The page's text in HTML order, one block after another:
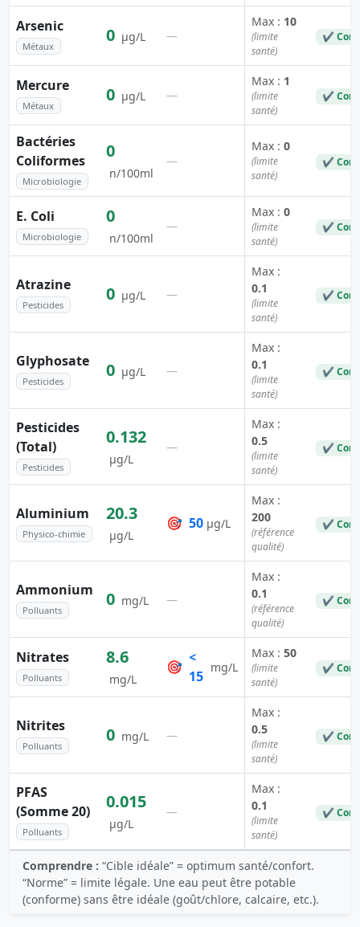
Arsenic
Métaux
0 µg/L —
Max : 10
(limite
santé)
✔
Mercure
Métaux
0 µg/L —
Max : 1
(limite
santé)
✔
Bactéries
Coliformes
Microbiologie
0
n/100ml
—
Max : 0
(limite
santé)
✔
E. Coli
Microbiologie
0
n/100ml
—
Max : 0
(limite
santé)
✔
Atrazine
Pesticides
0 µg/L —
Max :
0.1
(limite
santé)
✔
Glyphosate
Pesticides
0 µg/L —
Max :
0.1
(limite
santé)
✔
Pesticides
(Total)
Pesticides
0.132
µg/L
—
Max :
0.5
(limite
santé)
✔
Aluminium
Physico-chimie
20.3
µg/L
🎯 50 µg/L
Max :
200
(référence
qualité)
✔
Ammonium
Polluants
0 mg/L —
Max :
0.1
(référence
qualité)
✔
Nitrates
Polluants
8.6
mg/L
🎯
<
15
mg/L
Max : 50
(limite
santé)
✔
Nitrites
Polluants
0 mg/L —
Max :
0.5
(limite
santé)
✔
PFAS
(Somme 20)
Polluants
0.015
µg/L
—
Max :
0.1
(limite
santé)
✔
Comprendre : “Cible idéale” = optimum santé/confort.
“Norme” = limite légale. Une eau peut être potable
(conforme) sans être idéale (goût/chlore, calcaire, etc.).